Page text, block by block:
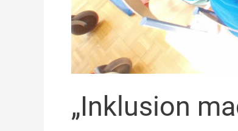
„Inklusion